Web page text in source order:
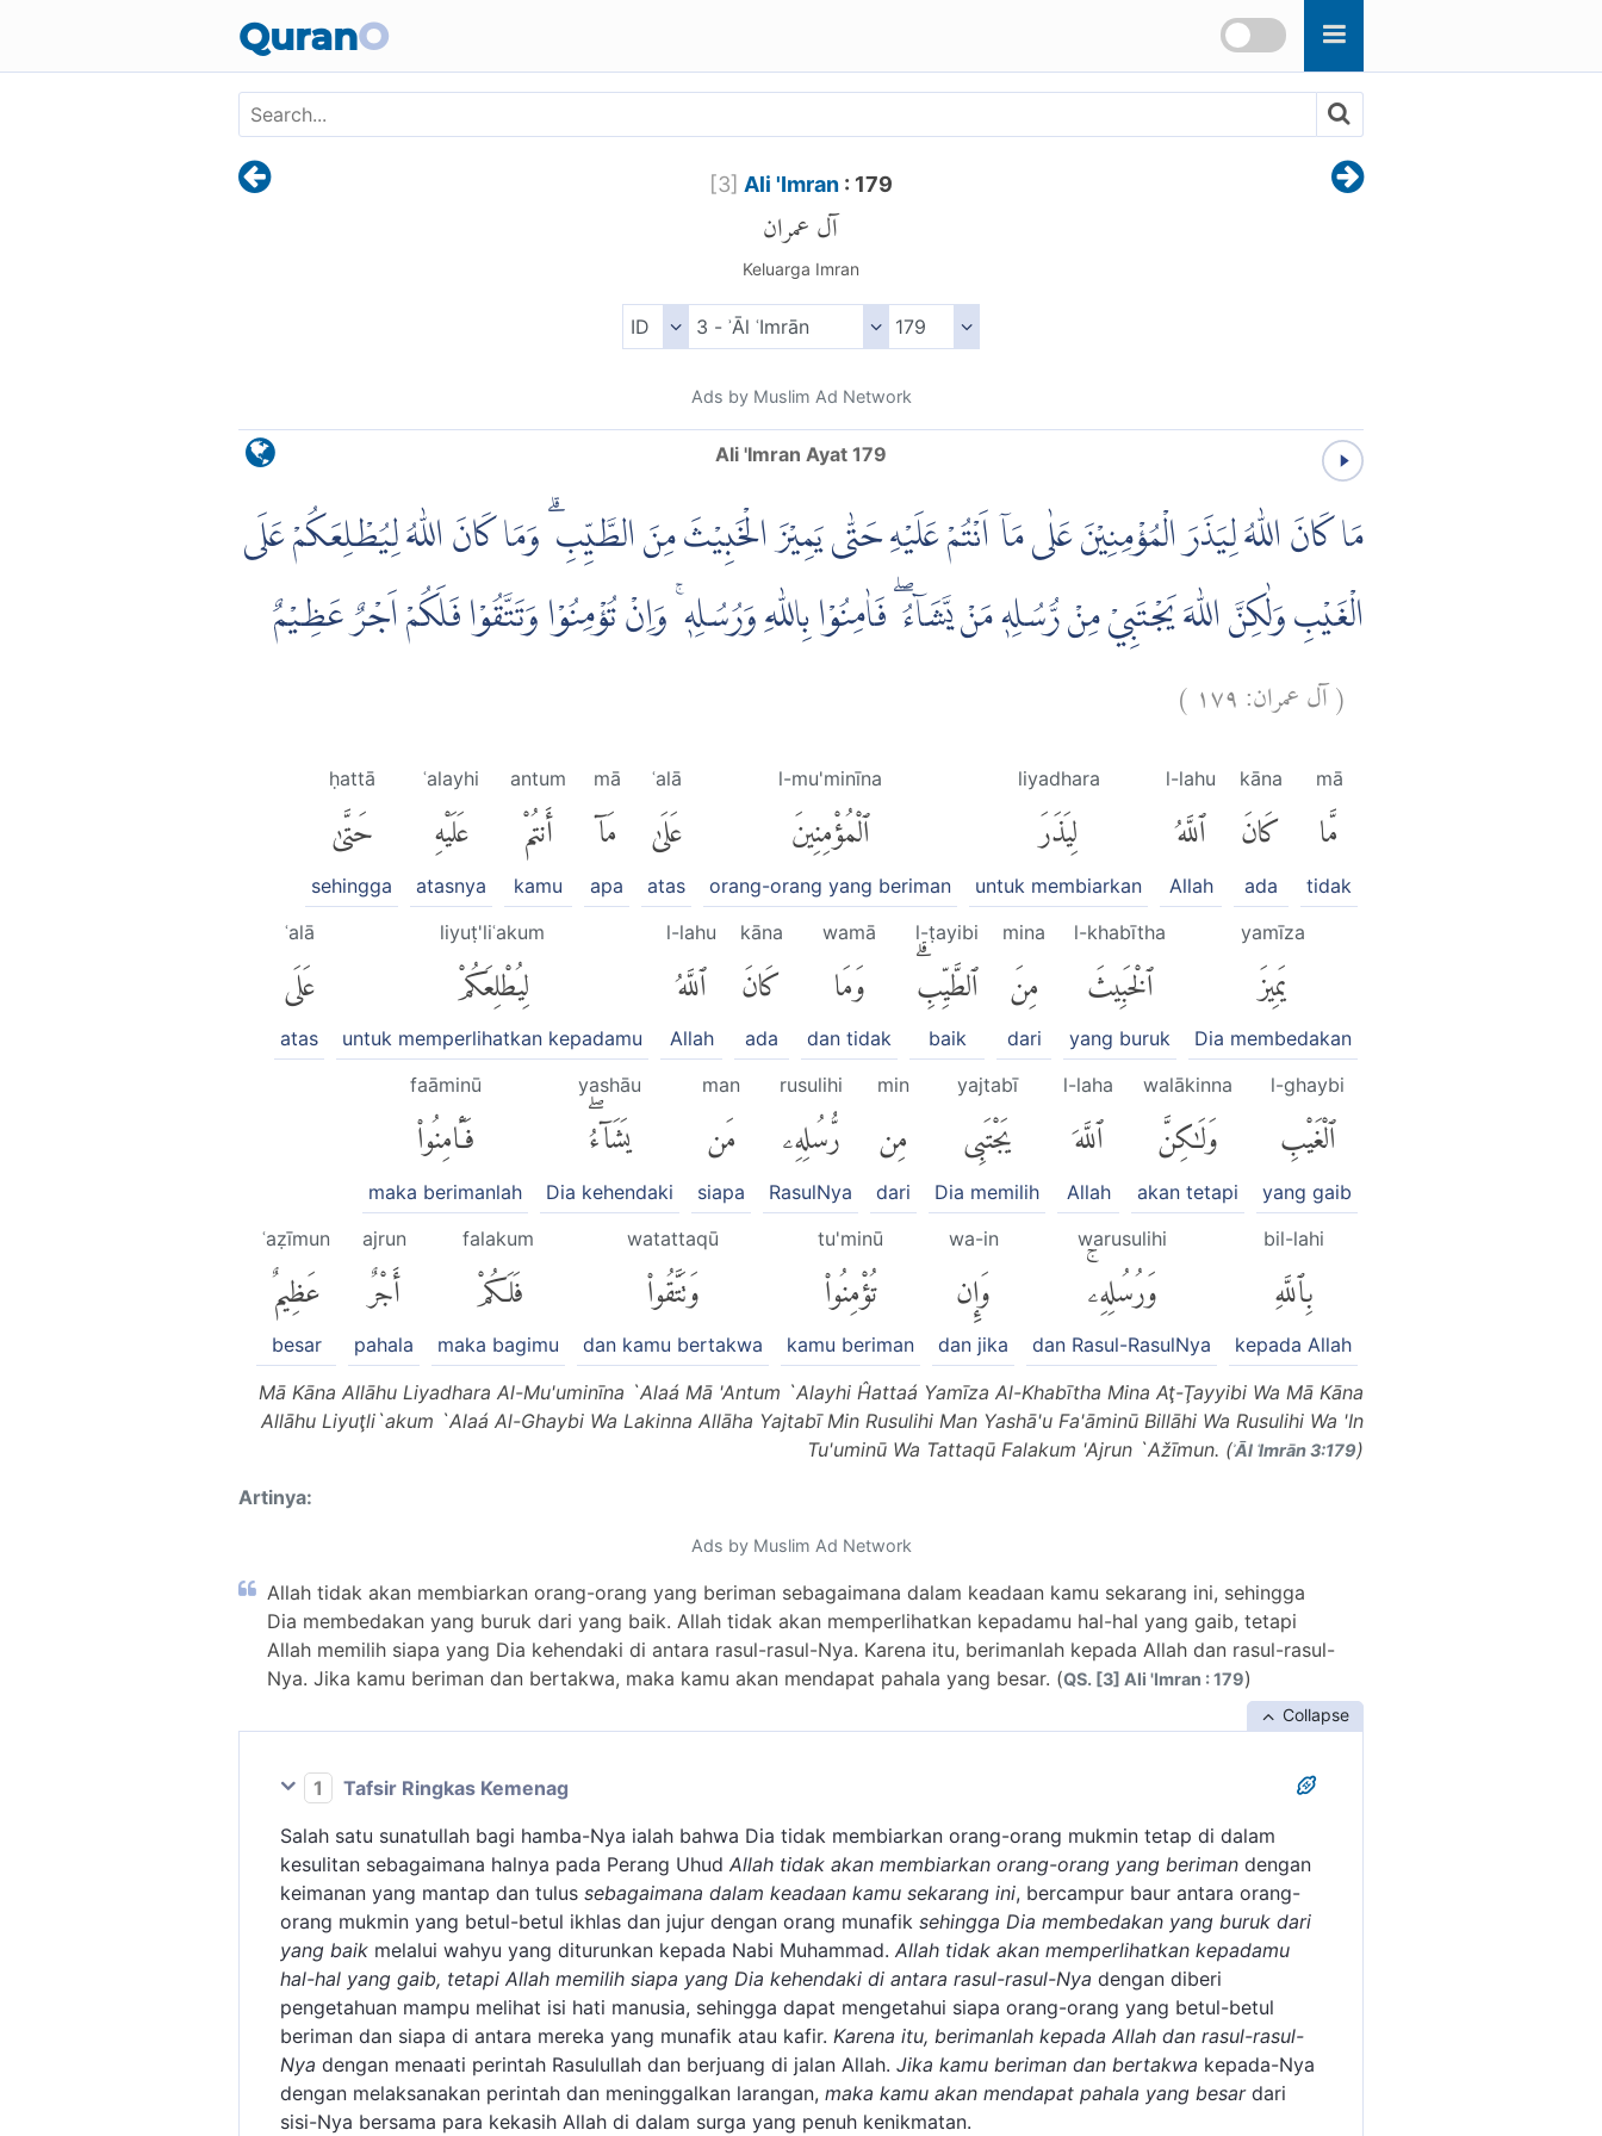
QuranO
[3] Ali 'Imran: 179
آل عمران
Keluarga Imran
Ads by Muslim Ad Network
Ali 'Imran Ayat 179
مَا كَانَ اللّٰهُ لِيَذَرَ الْمُؤْمِنِيْنَ عَلٰى مَآ اَنْتُمْ عَلَيْهِ حَتّٰى يَمِيْزَ الْخَبِيْثَ مِنَ الطَّيِّبِ ۗ وَمَا كَانَ اللّٰهُ لِيُطْلِعَكُمْ عَلَى
الْغَيْبِ وَلٰكِنَّ اللّٰهَ يَجْتَبِيْ مِنْ رُّسُلِهٖ مَنْ يَّشَاۤءُ ۖ فَاٰمِنُوْا بِاللّٰهِ وَرُسُلِهٖ ۚ وَاِنْ تُؤْمِنُوْا وَتَتَّقُوْا فَلَكُمْ اَجْرٌ عَظِيْمٌ
(آل عمران:١٧٩ )
mā
مَّا
tidak
kāna
كَانَ
ada
l-lahu
ٱللَّهُ
Allah
liyadhara
لِيَذَرَ
untuk membiarkan
l-mu'minīna
ٱلْمُؤْمِنِينَ
orang-orang yang beriman
ʿalā
عَلَىٰ
atas
mā
مَآ
apa
antum
أَنتُمْ
kamu
ʿalayhi
عَلَيْهِ
atasnya
ḥattā
حَتَّىٰ
sehingga
yamīza
يَمِيزَ
Dia membedakan
l-khabītha
ٱلْخَبِيثَ
yang buruk
mina
مِنَ
dari
l-ṭayibi
ٱلطَّيِّبِۗ
baik
wamā
وَمَا
dan tidak
kāna
كَانَ
ada
l-lahu
ٱللَّهُ
Allah
liyuṭ'liʿakum
لِيُطْلِعَكُمْ
untuk memperlihatkan kepadamu
ʿalā
عَلَى
atas
l-ghaybi
ٱلْغَيْبِ
yang gaib
walākinna
وَلَٰكِنَّ
akan tetapi
l-laha
ٱللَّهَ
Allah
yajtabī
يَجْتَبِى
Dia memilih
min
مِن
dari
rusulihi
رُّسُلِهِۦ
RasulNya
man
مَن
siapa
yashāu
يَشَآءُۖ
Dia kehendaki
faāminū
فَـَٔامِنُوا۟
maka berimanlah
bil-lahi
بِٱللَّهِ
kepada Allah
warusulihi
وَرُسُلِهِۦۚ
dan Rasul-RasulNya
wa-in
وَإِن
dan jika
tu'minū
تُؤْمِنُوا۟
kamu beriman
watattaqū
وَتَتَّقُوا۟
dan kamu bertakwa
falakum
فَلَكُمْ
maka bagimu
ajrun
أَجْرٌ
pahala
ʿaẓīmun
عَظِيمٌ
besar
Mā Kāna Allāhu Liyadhara Al-Mu'uminīna `Alaá Mā 'Antum `Alayhi Ĥattaá Yamīza Al-Khabītha Mina Aţ-Ţayyibi Wa Mā Kāna
Allāhu Liyuţli`akum `Alaá Al-Ghaybi Wa Lakinna Allāha Yajtabī Min Rusulihi Man Yashā'u Fa'āminū Billāhi Wa Rusulihi Wa 'In
Tu'uminū Wa Tattaqū Falakum 'Ajrun `Ažīmun. (ʾĀl ʿImrān 3:179)
Artinya:
Ads by Muslim Ad Network
Allah tidak akan membiarkan orang-orang yang beriman sebagaimana dalam keadaan kamu sekarang ini, sehingga
Dia membedakan yang buruk dari yang baik. Allah tidak akan memperlihatkan kepadamu hal-hal yang gaib, tetapi
Allah memilih siapa yang Dia kehendaki di antara rasul-rasul-Nya. Karena itu, berimanlah kepada Allah dan rasul-rasul-
Nya. Jika kamu beriman dan bertakwa, maka kamu akan mendapat pahala yang besar. (QS. [3] Ali 'Imran : 179)
Collapse
1
Tafsir Ringkas Kemenag
Salah satu sunatullah bagi hamba-Nya ialah bahwa Dia tidak membiarkan orang-orang mukmin tetap di dalam
kesulitan sebagaimana halnya pada Perang Uhud Allah tidak akan membiarkan orang-orang yang beriman dengan
keimanan yang mantap dan tulus sebagaimana dalam keadaan kamu sekarang ini, bercampur baur antara orang-
orang mukmin yang betul-betul ikhlas dan jujur dengan orang munafik sehingga Dia membedakan yang buruk dari
yang baik melalui wahyu yang diturunkan kepada Nabi Muhammad. Allah tidak akan memperlihatkan kepadamu
hal-hal yang gaib, tetapi Allah memilih siapa yang Dia kehendaki di antara rasul-rasul-Nya dengan diberi
pengetahuan mampu melihat isi hati manusia, sehingga dapat mengetahui siapa orang-orang yang betul-betul
beriman dan siapa di antara mereka yang munafik atau kafir. Karena itu, berimanlah kepada Allah dan rasul-rasul-
Nya dengan menaati perintah Rasulullah dan berjuang di jalan Allah. Jika kamu beriman dan bertakwa kepada-Nya
dengan melaksanakan perintah dan meninggalkan larangan, maka kamu akan mendapat pahala yang besardari
sisi-Nya bersama para kekasih Allah di dalam surga yang penuh kenikmatan.